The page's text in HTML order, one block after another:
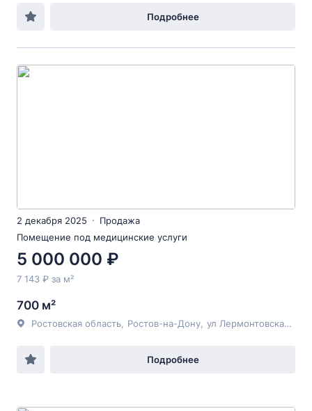
Подробнее
2 декабря 2025
Продажа
Помещение под медицинские услуги
5 000 000 ₽
7 143 ₽ за м²
700 м²
Ростовская область Ростов-на-Дону ул Лермонтовская , 127
Подробнее